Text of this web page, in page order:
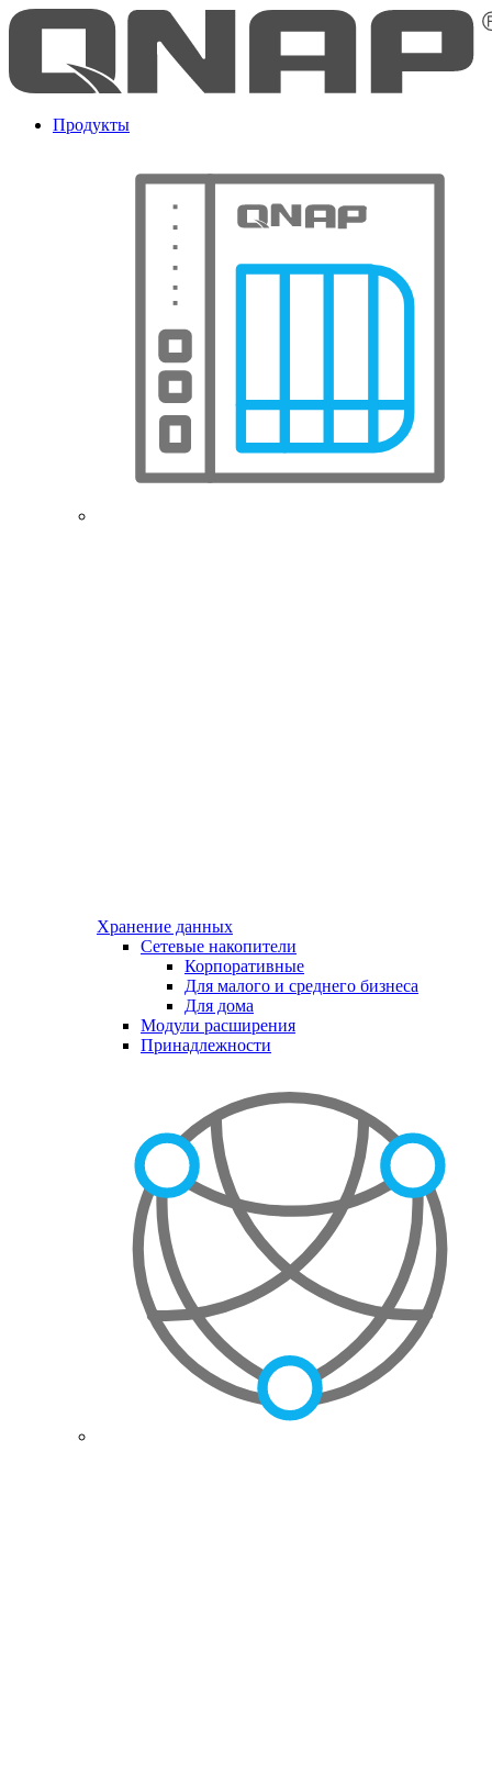
Продукты
Хранение данных
Сетевые накопители
Корпоративные
Для малого и среднего бизнеса
Для дома
Модули расширения
Принадлежности